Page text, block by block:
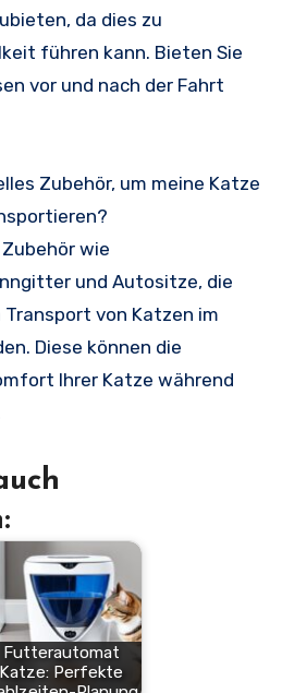
da dies zu
führen kann. Bieten Sie
vor und nach der Fahrt
Zubehör, um meine Katze
wie
und Autositze, die
von Katzen im
Diese können die
Ihrer Katze während
Futterautomat
Katze: Perfekte